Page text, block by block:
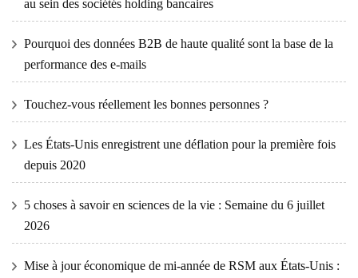
au sein des sociétés holding bancaires
Pourquoi des données B2B de haute qualité sont la base de la
performance des e-mails
Touchez-vous réellement les bonnes personnes ?
Les États-Unis enregistrent une déflation pour la première fois
depuis 2020
5 choses à savoir en sciences de la vie : Semaine du 6 juillet
2026
Mise à jour économique de mi-année de RSM aux États-Unis :